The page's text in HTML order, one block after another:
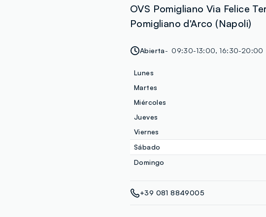
OVS Pomigliano Via Felice
Pomigliano d'Arco (Napoli)
Abierta 09:30-13:00, 16:30-20:00
Lunes
Martes
Miércoles
Jueves
Viernes
Sábado
Domingo
+39 081 8849005